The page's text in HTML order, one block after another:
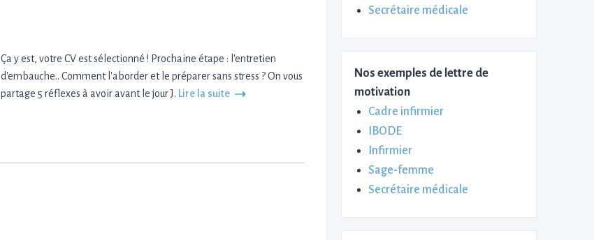
Ça y est, votre CV est sélectionné ! Prochaine étape : l'entretien
d'embauche.. Comment l'aborder et le préparer sans stress ? On vous
partage 5 réflexes à avoir avant le jour J. Lire la suite
Secrétaire médicale
Nos exemples de lettre de
motivation
Cadre infirmier
IBODE
Infirmier
Sage-femme
Secrétaire médicale